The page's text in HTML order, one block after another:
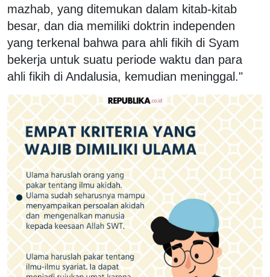
mazhab, yang ditemukan dalam kitab-kitab
besar, dan dia memiliki doktrin independen
yang terkenal bahwa para ahli fikih di Syam
bekerja untuk suatu periode waktu dan para
ahli fikih di Andalusia, kemudian meninggal."